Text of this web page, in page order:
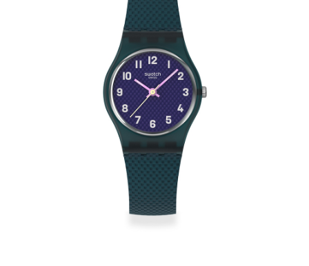
權轉讓予恩沛科技股份有限公司。
２．關於個人資料處理事宜，請瀏覽以下網址：
https://aftee.tw/terms/#terms3
３．未成年的使用者請事先徵得法定代理人或監護人之同意方可使用
「AFTEE先享後付」，若未經同意申辦者引起之損失，本公司不負相關責
４．使用「AFTEE先享後付」時，將依據個別帳號之用戶狀況，依本公司即
時審查核予不同之上限額度；若仍有額度不足之情形，本公司將視審查結果
請求用戶進行身份認證。
５．嚴禁一人註冊多個帳號或使用他人資訊註冊。若發現惡意使用之情形，
恩沛科技股份有限公司將有權停止該用戶之使用額度並採取法律行動。